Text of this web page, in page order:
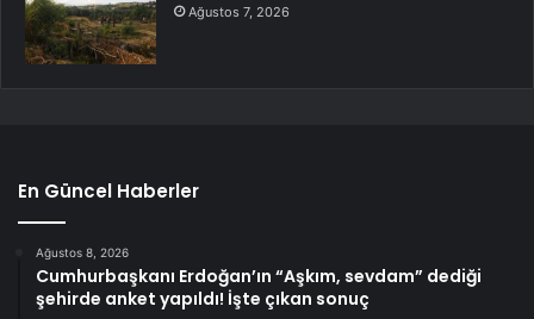
Ağustos 7, 2026
En Güncel Haberler
Ağustos 8, 2026
Cumhurbaşkanı Erdoğan’ın “Aşkım, sevdam” dediği
şehirde anket yapıldı! İşte çıkan sonuç